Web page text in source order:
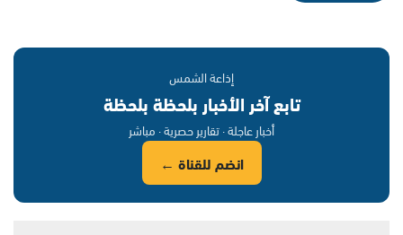
إذاعة الشمس
تابع آخر الأخبار بلحظة بلحظة
أخبار عاجلة · تقارير حصرية · مباشر
انضم للقناة ←